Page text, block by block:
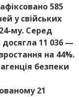
585
у свійських
му. Серед
досягла 11 036 —
на 44%.
безпеки
21